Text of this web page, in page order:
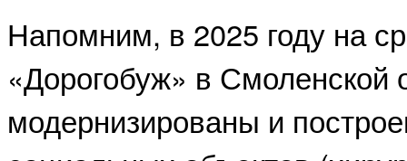
Напомним, в 2025 году на
«Дорогобуж» в Смоленской
модернизированы и